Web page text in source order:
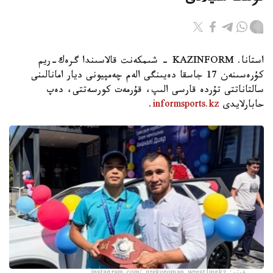
استانا. KAZINFORM - شىمكەنت قالاسىندا گرەك-ريم
كۇرەسىنەن 17 جاسقا دەيىنگى الەم چەمپيونى ديار امانالىنى
سالتاناتتى تۇردە قارسى الىپ، قۇرمەت كورسەتتى، دەپ
حابارلايدى informsports.kz
.